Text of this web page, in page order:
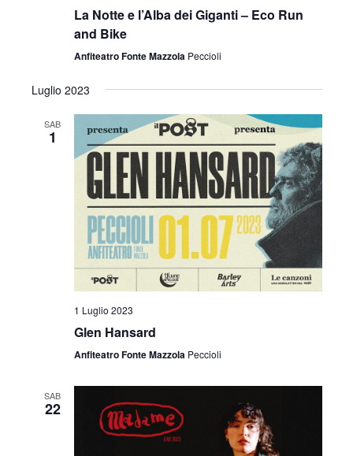
La Notte e l’Alba dei Giganti – Eco Run
and Bike
Anfiteatro Fonte Mazzola Peccioli
Luglio 2023
SAB
1
1 Luglio 2023
Glen Hansard
Anfiteatro Fonte Mazzola Peccioli
SAB
22